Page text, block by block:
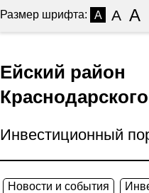
Размер шрифта: A A A
Ейский район
Инвестиционный
Новости и события